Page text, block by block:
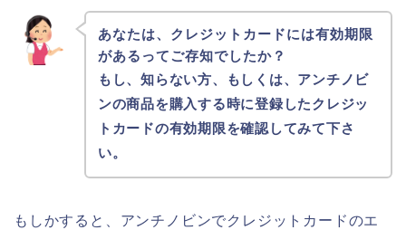
あなたは、クレジットカードには有効期限
があるってご存知でしたか？
もし、知らない方、もしくは、アンチノビ
ンの商品を購入する時に登録したクレジッ
トカードの有効期限を確認してみて下さ
い。
もしかすると、アンチノビンでクレジットカードのエ